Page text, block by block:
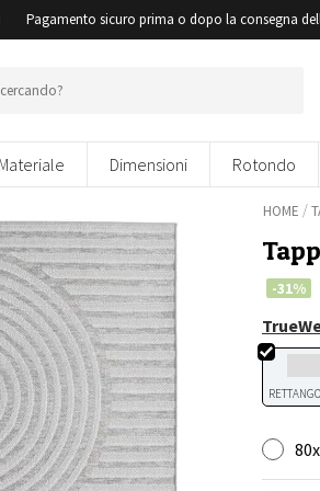
Pagamento sicuro prima o dopo la consegna
Materiale Dimensioni Rotondo
HOME /
-31%